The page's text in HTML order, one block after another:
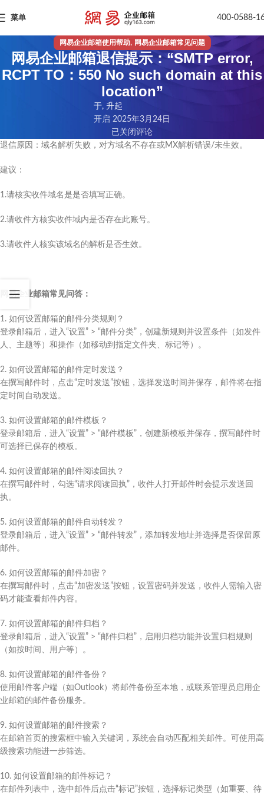
菜单 400-0588-
网易企业邮箱使用帮助, 网易企业邮箱常见问题
网易企业邮箱退信提示：“SMTP error,
RCPT TO：550 No such domain at this
location”
于, 升起
开启 2025年3月24日
已关闭评论
退信原因：域名解析失败，对方域名不存在或MX解析错误/未生效。
建议：
1.请核实收件域名是是否填写正确。
2.请收件方核实收件域内是否存在此账号。
3.请收件人核实该域名的解析是否生效。
网易企业邮箱常见问答：
1. 如何设置邮箱的邮件分类规则？
登录邮箱后，进入“设置” > “邮件分类”，创建新规则并设置条件（如发件
人、主题等）和操作（如移动到指定文件夹、标记等）。
2. 如何设置邮箱的邮件定时发送？
在撰写邮件时，点击“定时发送”按钮，选择发送时间并保存，邮件将在指
定时间自动发送。
3. 如何设置邮箱的邮件模板？
登录邮箱后，进入“设置” > “邮件模板”，创建新模板并保存，撰写邮件时
可选择已保存的模板。
4. 如何设置邮箱的邮件阅读回执？
在撰写邮件时，勾选“请求阅读回执”，收件人打开邮件时会提示发送回
执。
5. 如何设置邮箱的邮件自动转发？
登录邮箱后，进入“设置” > “邮件转发”，添加转发地址并选择是否保留原
邮件。
6. 如何设置邮箱的邮件加密？
在撰写邮件时，点击“加密发送”按钮，设置密码并发送，收件人需输入密
码才能查看邮件内容。
7. 如何设置邮箱的邮件归档？
登录邮箱后，进入“设置” > “邮件归档”，启用归档功能并设置归档规则
（如按时间、用户等）。
8. 如何设置邮箱的邮件备份？
使用邮件客户端（如Outlook）将邮件备份至本地，或联系管理员启用企
业邮箱的邮件备份服务。
9. 如何设置邮箱的邮件搜索？
在邮箱首页的搜索框中输入关键词，系统会自动匹配相关邮件。可使用高
级搜索功能进一步筛选。
10. 如何设置邮箱的邮件标记？
在邮件列表中，选中邮件后点击“标记”按钮，选择标记类型（如重要、待